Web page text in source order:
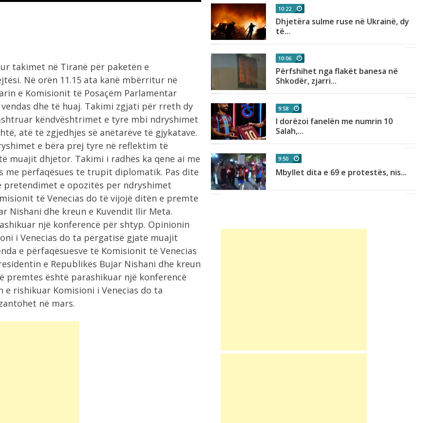
takimet në Tiranë për paketën e
Në orën 11.15 ata kanë mbërritur në
e Komisionit të Posaçëm Parlamentar
dhe të huaj. Takimi zgjati për rreth dy
këndvështrimet e tyre mbi ndryshimet
atë të zgjedhjes së anëtarëve të gjykatave.
e bëra prej tyre në reflektim të
muajit dhjetor. Takimi i radhës ka qene ai me
me përfaqësues te trupit diplomatik. Pas dite
e opozitës per ndryshimet
të Venecias do të vijojë ditën e premte
Nishani dhe kreun e Kuvendit Ilir Meta.
një konferencë për shtyp. Opinionin
i Venecias do ta përgatisë gjatë muajit
e përfaqësuesve të Komisionit të Venecias
e Republikës Bujar Nishani dhe kreun
premtes është parashikuar një konferencë
rishikuar Komisioni i Venecias do ta
në mars.
Çfarë ndodh nëse Kuvendi i Kosovës
nuk...
6:58
“Sheiku i kombëtares”, zbulohet
shuma e madhe...
6:57
Zjarr i madh pranë Borizanës, flakët
përfshijnë...
10:22
Dhjetëra sulme ruse në Ukrainë, dy
të...
10:06
Përfshihet nga flakët banesa në
Shkodër, zjarri...
9:58
I dorëzoi fanelën me numrin 10
Salah,...
9:50
Mbyllet dita e 69 e protestës, nis...